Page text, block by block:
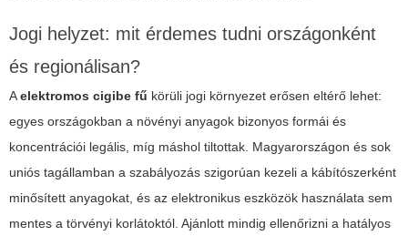
Jogi helyzet: mit érdemes tudni országonként
és regionálisan?
Aelektromos cigibe fű körüli jogi környezet erősen eltérő lehet:
egyes országokban a növényi anyagok bizonyos formái és
koncentrációi legális, míg máshol tiltottak. Magyarországon és sok
uniós tagállamban a szabályozás szigorúan kezeli a kábítószerként
minősített anyagokat, és az elektronikus eszközök használata sem
mentes a törvényi korlátoktól. Ajánlott mindig ellenőrizni a hatályos